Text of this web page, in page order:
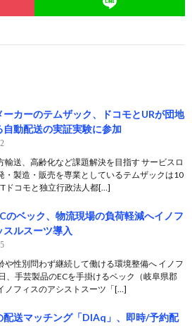
ーカーのテムザック、ドコモとURが団地
自動配送の実証実験に参加
輸送、高齢化など課題解決を目指す サービスロ
・製造・販売を専業としているテムザックは10
ドコモと独立行政法人都[…]
のベック、物流現場の負荷軽減へイノフ
スルスーツ導入
や性別問わず継続して働ける環境整備へ イノフ
、手芸製品のECを手掛けるベック（岐阜県郡
ノフィスのアシストスーツ「[…]
配送マッチング「DIAq」、即時/予約配